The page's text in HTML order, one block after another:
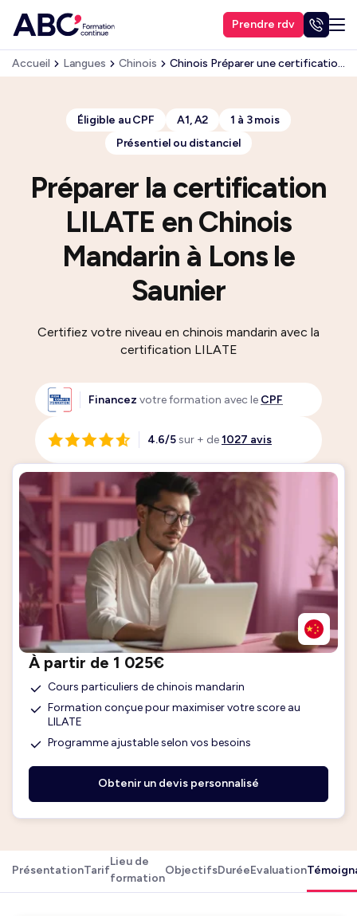
Prendre rdv
Accueil Langues Chinois Chinois Préparer une certification : le LILATE
Préparer la certification
LILATE en Chinois
Mandarin à Lons le
Saunier
Éligible au CPF A1, A2
1 à 3 mois
Présentiel ou distanciel
Certifiez votre niveau en chinois mandarin avec la
certification LILATE
Financez votre formation avec le CPF
4.6/5sur + de1027 avis
À partir de 1 025€
Cours particuliers de chinois mandarin
Formation conçue pour maximiser votre score au
LILATE
Programme ajustable selon vos besoins
Obtenir un devis personnalisé
PrésentationTarif
Lieu de
formation
ObjectifsDuréeEvaluation